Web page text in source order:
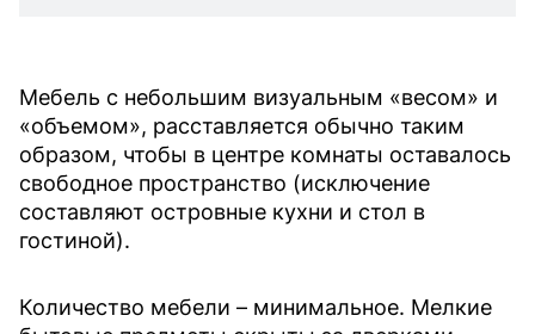
Мебель с небольшим визуальным «весом» и
«объемом», расставляется обычно таким
образом, чтобы в центре комнаты оставалось
свободное пространство (исключение
составляют островные кухни и стол в
гостиной).
Количество мебели – минимальное. Мелкие